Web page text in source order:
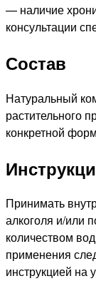
— наличие
консультации
Состав
Натуральный
растительного
конкретной
Принимать
алкоголя и/или
количеством
применения
инструкцией на